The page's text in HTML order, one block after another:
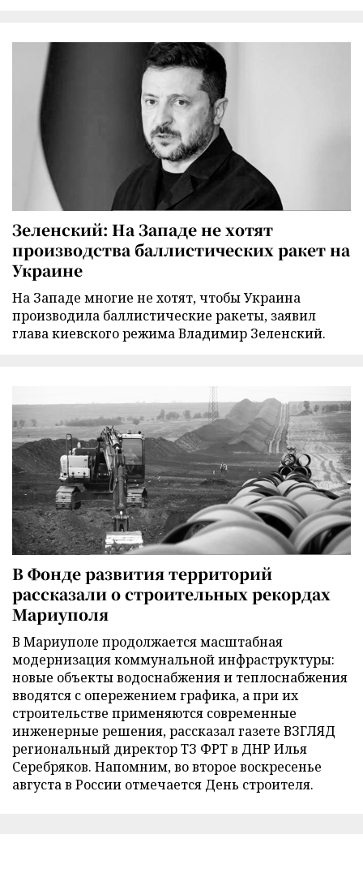
Зеленский: На Западе не хотят
производства баллистических ракет на
Украине
На Западе многие не хотят, чтобы Украина
производила баллистические ракеты, заявил
глава киевского режима Владимир Зеленский.
В Фонде развития территорий
рассказали о строительных рекордах
Мариуполя
В Мариуполе продолжается масштабная
модернизация коммунальной инфраструктуры:
новые объекты водоснабжения и теплоснабжения
вводятся с опережением графика, а при их
строительстве применяются современные
инженерные решения, рассказал газете ВЗГЛЯД
региональный директор ТЗ ФРТ в ДНР Илья
Серебряков. Напомним, во второе воскресенье
августа в России отмечается День строителя.